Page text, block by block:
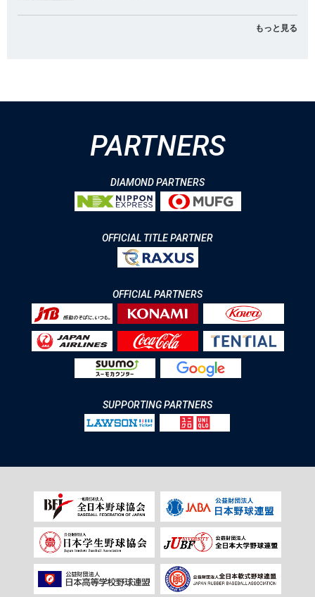
もっと見る
PARTNERS
DIAMOND PARTNERS
OFFICIAL TITLE PARTNER
OFFICIAL PARTNERS
SUPPORTING PARTNERS